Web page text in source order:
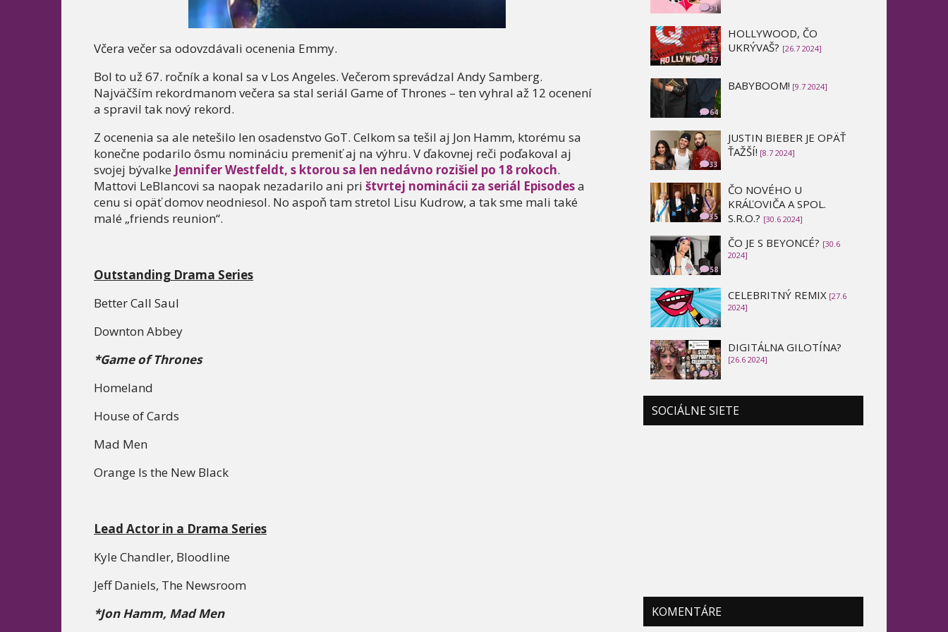
Včera večer sa odovzdávali ocenenia Emmy.
Bol to už 67. ročník a konal sa v Los Angeles. Večerom sprevádzal Andy Samberg.
Najväčším rekordmanom večera sa stal seriál Game of Thrones – ten vyhral až 12 ocenení
a spravil tak nový rekord.
Z ocenenia sa ale netešilo len osadenstvo GoT. Celkom sa tešil aj Jon Hamm, ktorému sa
konečne podarilo ôsmu nomináciu premeniť aj na výhru. V ďakovnej reči poďakoval aj
svojej bývalke Jennifer Westfeldt, s ktorou sa len nedávno rozišiel po 18 rokoch.
Mattovi LeBlancovi sa naopak nezadarilo ani pri štvrtej nominácii za seriál Episodesa
cenu si opäť domov neodniesol. No aspoň tam stretol Lisu Kudrow, a tak sme mali také
malé „friends reunion“.
Outstanding Drama Series
Better Call Saul
Downton Abbey
*Game of Thrones
Homeland
House of Cards
Mad Men
Orange Is the New Black
Lead Actor in a Drama Series
Kyle Chandler, Bloodline
Jeff Daniels, The Newsroom
*Jon Hamm, Mad Men
31
137
HOLLYWOOD, ČO
UKRÝVAŠ? [26.7 2024]
64
BABYBOOM! [9.7 2024]
33
JUSTIN BIEBER JE OPÄŤ
ŤAŽŠÍ! [8.7 2024]
35
ČO NOVÉHO U
KRÁĽOVIČA A SPOL.
S.R.O.? [30.6 2024]
58
ČO JE S BEYONCÉ? [30.6
2024]
32
CELEBRITNÝ REMIX [27.6
2024]
39
DIGITÁLNA GILOTÍNA?
[26.6 2024]
SOCIÁLNE SIETE
KOMENTÁRE